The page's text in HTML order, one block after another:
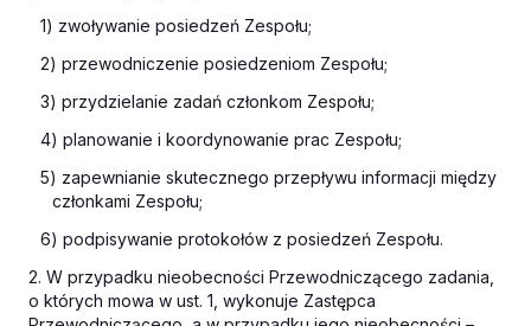
1) zwoływanie posiedzeń Zespołu;
2) przewodniczenie posiedzeniom Zespołu;
3) przydzielanie zadań członkom Zespołu;
4) planowanie i koordynowanie prac Zespołu;
5) zapewnianie skutecznego przepływu informacji między
członkami Zespołu;
6) podpisywanie protokołów z posiedzeń Zespołu.
2. W przypadku nieobecności Przewodniczącego zadania,
o których mowa w ust. 1, wykonuje Zastępca